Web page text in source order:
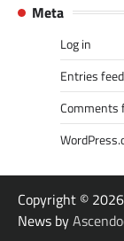
Meta
Log in
Entries feed
Comments
Copyright © 2026
News by